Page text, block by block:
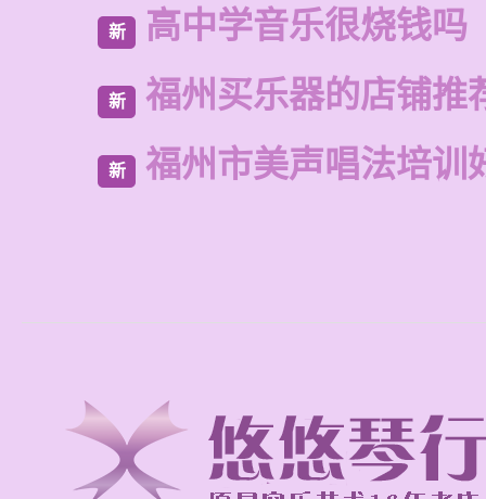
新 高中学音乐很烧钱吗
新 福州买乐器的店铺推
新 福州市美声唱法培训